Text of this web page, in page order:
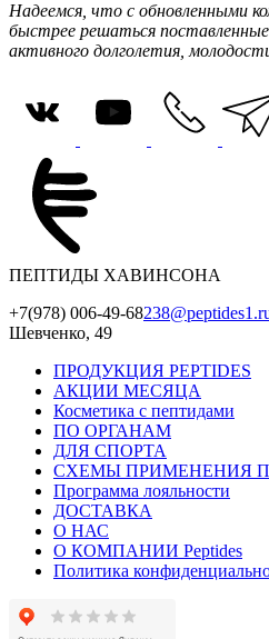
Надеемся, что с обновленными
быстрее решаться поставленные
активного долголетия,
ПЕПТИДЫ ХАВИНСОНА
+7(978) 006-49-68
Шевченко, 49
ПРОДУКЦИЯ PEPTIDES
АКЦИИ МЕСЯЦА
Косметика с пептидами
ПО ОРГАНАМ
ДЛЯ СПОРТА
СХЕМЫ ПРИМЕНЕНИЯ
Программа лояльности
ДОСТАВКА
О НАС
О КОМПАНИИ Peptides
Политика